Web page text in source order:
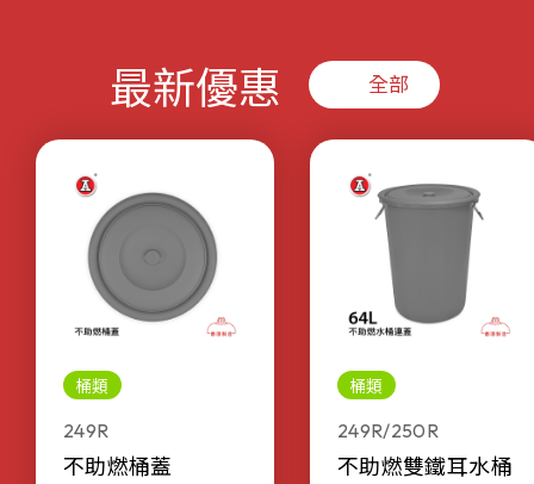
最新優惠 全部
桶類
249R
不助燃桶蓋
桶類
249R/250R
不助燃雙鐵耳水桶